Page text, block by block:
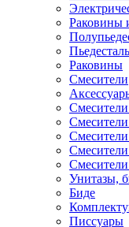
Раковины
Раковины
Смесители
Унитазы,
Биде
Писсуары